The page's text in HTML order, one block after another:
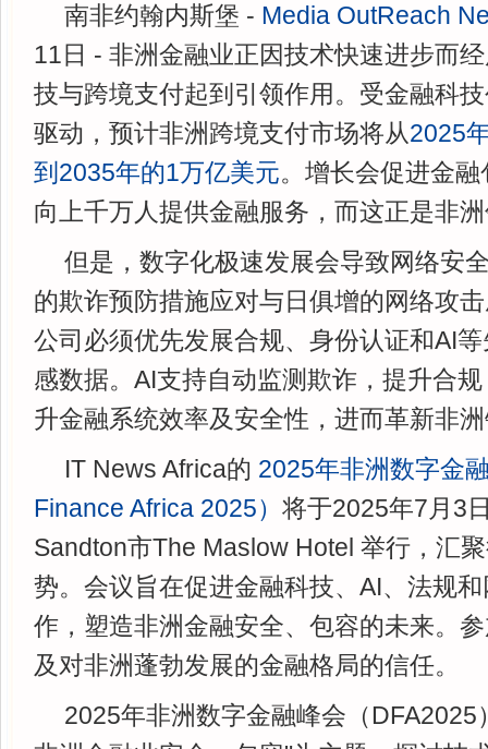
南非约翰内斯堡 - Media OutReach
11日 - 非洲金融业正因技术快速进步而
技与跨境支付起到引领作用。受金融科
驱动，预计非洲跨境支付市场将从2025
到2035年的1万亿美元。增长会促进金
向上千万人提供金融服务，而这正是非
但是，数字化极速发展会导致网络安
的欺诈预防措施应对与日俱增的网络攻
公司必须优先发展合规、身份认证和AI
感数据。AI支持自动监测欺诈，提升合
升金融系统效率及安全性，进而革新非
IT News Africa的 2025年非洲数字金
Finance Africa 2025） 将于2025年7月3
Sandton市The Maslow Hotel 举行，汇
势。会议旨在促进金融科技、AI、法规
作，塑造非洲金融安全、包容的未来。
及对非洲蓬勃发展的金融格局的信任。
2025年非洲数字金融峰会（DFA2025